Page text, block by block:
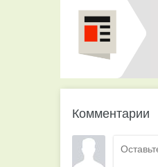
Комментарии